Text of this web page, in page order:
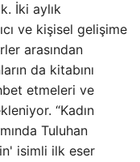
İki aylık
ve kişisel gelişime
arasından
da kitabını
etmeleri ve
“Kadın
Tuluhan
isimli ilk eser